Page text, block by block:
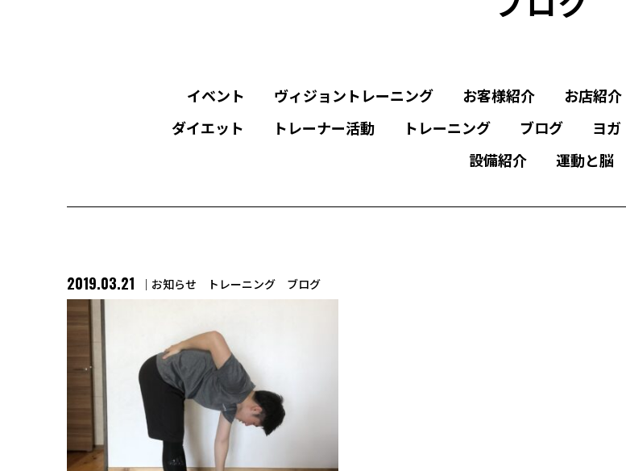
イベント ヴィジョントレーニング お客様紹介 お店紹介
ダイエット
トレーナー活動 トレーニング ブログ ヨガ
設備紹介
運動と脳
2019.03.21 お知らせ トレーニング ブログ